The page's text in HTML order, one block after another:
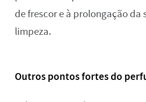
de frescor e à prolongação da
limpeza.
Outros pontos fortes do